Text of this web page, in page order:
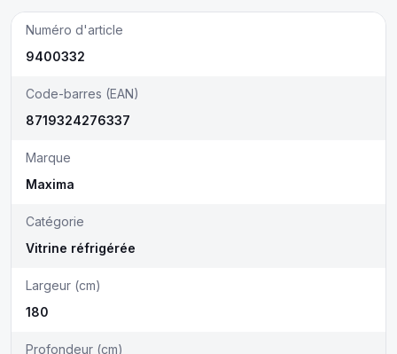
Numéro d'article
9400332
Code-barres (EAN)
8719324276337
Marque
Maxima
Catégorie
Vitrine réfrigérée
Largeur (cm)
180
Profondeur (cm)